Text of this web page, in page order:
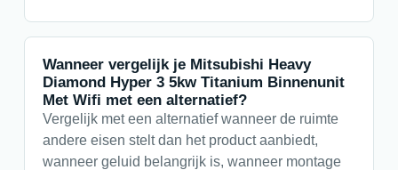
Wanneer vergelijk je Mitsubishi Heavy
Diamond Hyper 3 5kw Titanium Binnenunit
Met Wifi met een alternatief?
Vergelijk met een alternatief wanneer de ruimte
andere eisen stelt dan het product aanbiedt,
wanneer geluid belangrijk is, wanneer montage